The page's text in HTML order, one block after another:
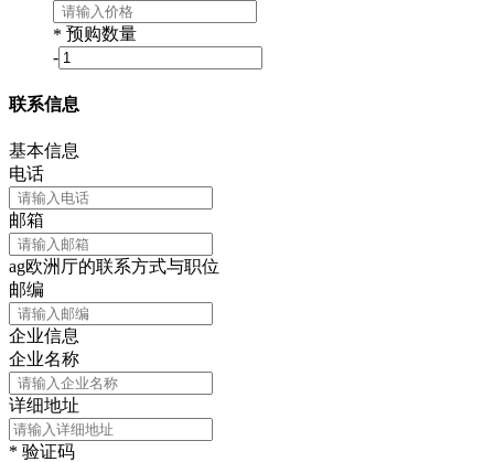
* 预购数量
-
联系信息
基本信息
电话
邮箱
ag欧洲厅的联系方式与职位
邮编
企业信息
企业名称
详细地址
* 验证码